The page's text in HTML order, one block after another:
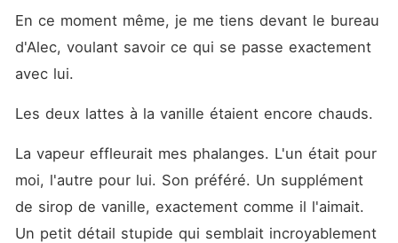
du plus grand rival de la
meute, un terrifiant PDG
Lycan. Il était temps de
En ce moment même, je me tiens devant le bureau
d'Alec, voulant savoir ce qui se passe exactement
avec lui.
Les deux lattes à la vanille étaient encore chauds.
La vapeur effleurait mes phalanges. L'un était pour
moi, l'autre pour lui. Son préféré. Un supplément
de sirop de vanille, exactement comme il l'aimait.
Un petit détail stupide qui semblait incroyablement